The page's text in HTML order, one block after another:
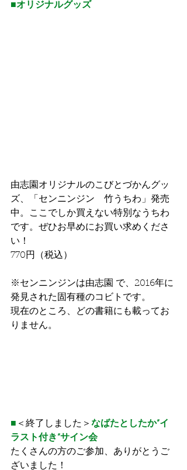
■オリジナルグッズ
由志園オリジナルのこびとづかんグッ
ズ、
「センニンジン　竹うちわ」発売
中。ここでしか買えない特別なうちわ
です。ぜひお早めにお買い求めくださ
い！
770円（税込）
※センニンジンは由志園 で、2016年に
発見された固有種のコビトです。
現在のところ、どの書籍にも載ってお
りません。
■ ＜終了しました＞ なばたとしたか”イ
ラスト付き”サイン会
たくさんの方のご参加、ありがとうご
ざいました！